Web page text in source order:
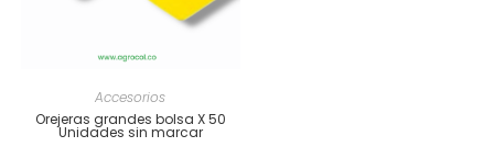
Accesorios
Orejeras grandes bolsa X 50
Unidades sin marcar